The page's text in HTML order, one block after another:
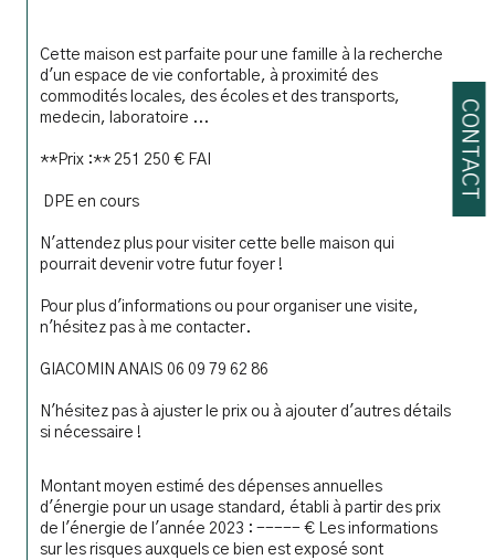
CONTACT
Cette maison est parfaite pour une famille à la recherche
d'un espace de vie confortable, à proximité des
commodités locales, des écoles et des transports,
medecin, laboratoire ...
**Prix :** 251 250 € FAI
DPE en cours
N'attendez plus pour visiter cette belle maison qui
pourrait devenir votre futur foyer !
Pour plus d'informations ou pour organiser une visite,
n'hésitez pas à me contacter.
GIACOMIN ANAIS 06 09 79 62 86
N'hésitez pas à ajuster le prix ou à ajouter d'autres détails
si nécessaire !
Montant moyen estimé des dépenses annuelles
d'énergie pour un usage standard, établi à partir des prix
de l'énergie de l'année 2023 : ----- € Les informations
sur les risques auxquels ce bien est exposé sont